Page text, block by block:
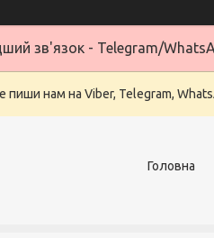
зв'язок - Telegram/
пиши нам на Viber, Telegram,
Головна